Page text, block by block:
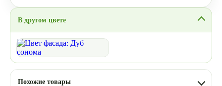
В другом цвете
Похожие товары